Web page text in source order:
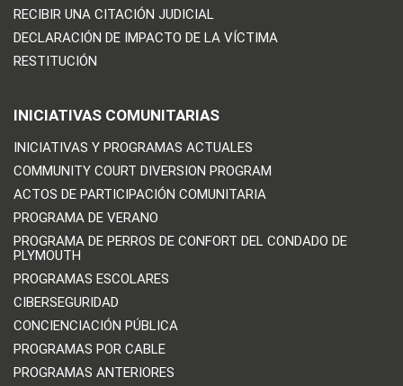
RECIBIR UNA CITACIÓN JUDICIAL
DECLARACIÓN DE IMPACTO DE LA VÍCTIMA
RESTITUCIÓN
INICIATIVAS COMUNITARIAS
INICIATIVAS Y PROGRAMAS ACTUALES
COMMUNITY COURT DIVERSION PROGRAM
ACTOS DE PARTICIPACIÓN COMUNITARIA
PROGRAMA DE VERANO
PROGRAMA DE PERROS DE CONFORT DEL CONDADO DE
PLYMOUTH
PROGRAMAS ESCOLARES
CIBERSEGURIDAD
CONCIENCIACIÓN PÚBLICA
PROGRAMAS POR CABLE
PROGRAMAS ANTERIORES